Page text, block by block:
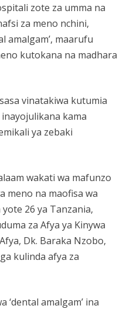
zote za umma na
za meno nchini,
amalgam’, maarufu
kutokana na madhara
vinatakiwa kutumia
kama
ya zebaki
wakati wa mafunzo
meno na maofisa wa
26 ya Tanzania,
za Afya ya Kinywa
Dk. Baraka Nzobo,
kulinda afya za
‘dental amalgam’ ina